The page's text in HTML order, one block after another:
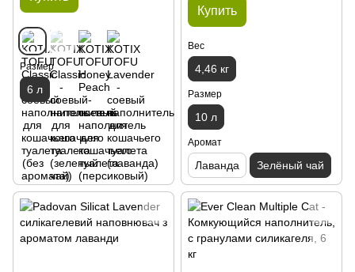
Размер
6 л
Купить
Вес
4,46 кг
Размер
10 л
Аромат
Лаванда Зелёный чай